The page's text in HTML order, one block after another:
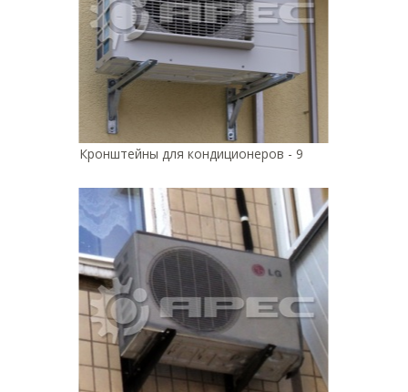
Кронштейны для кондиционеров - 9